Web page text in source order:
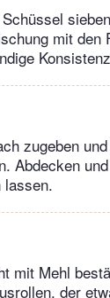
mit den
zugeben
Abdecken
lassen.
mit Mehl
der